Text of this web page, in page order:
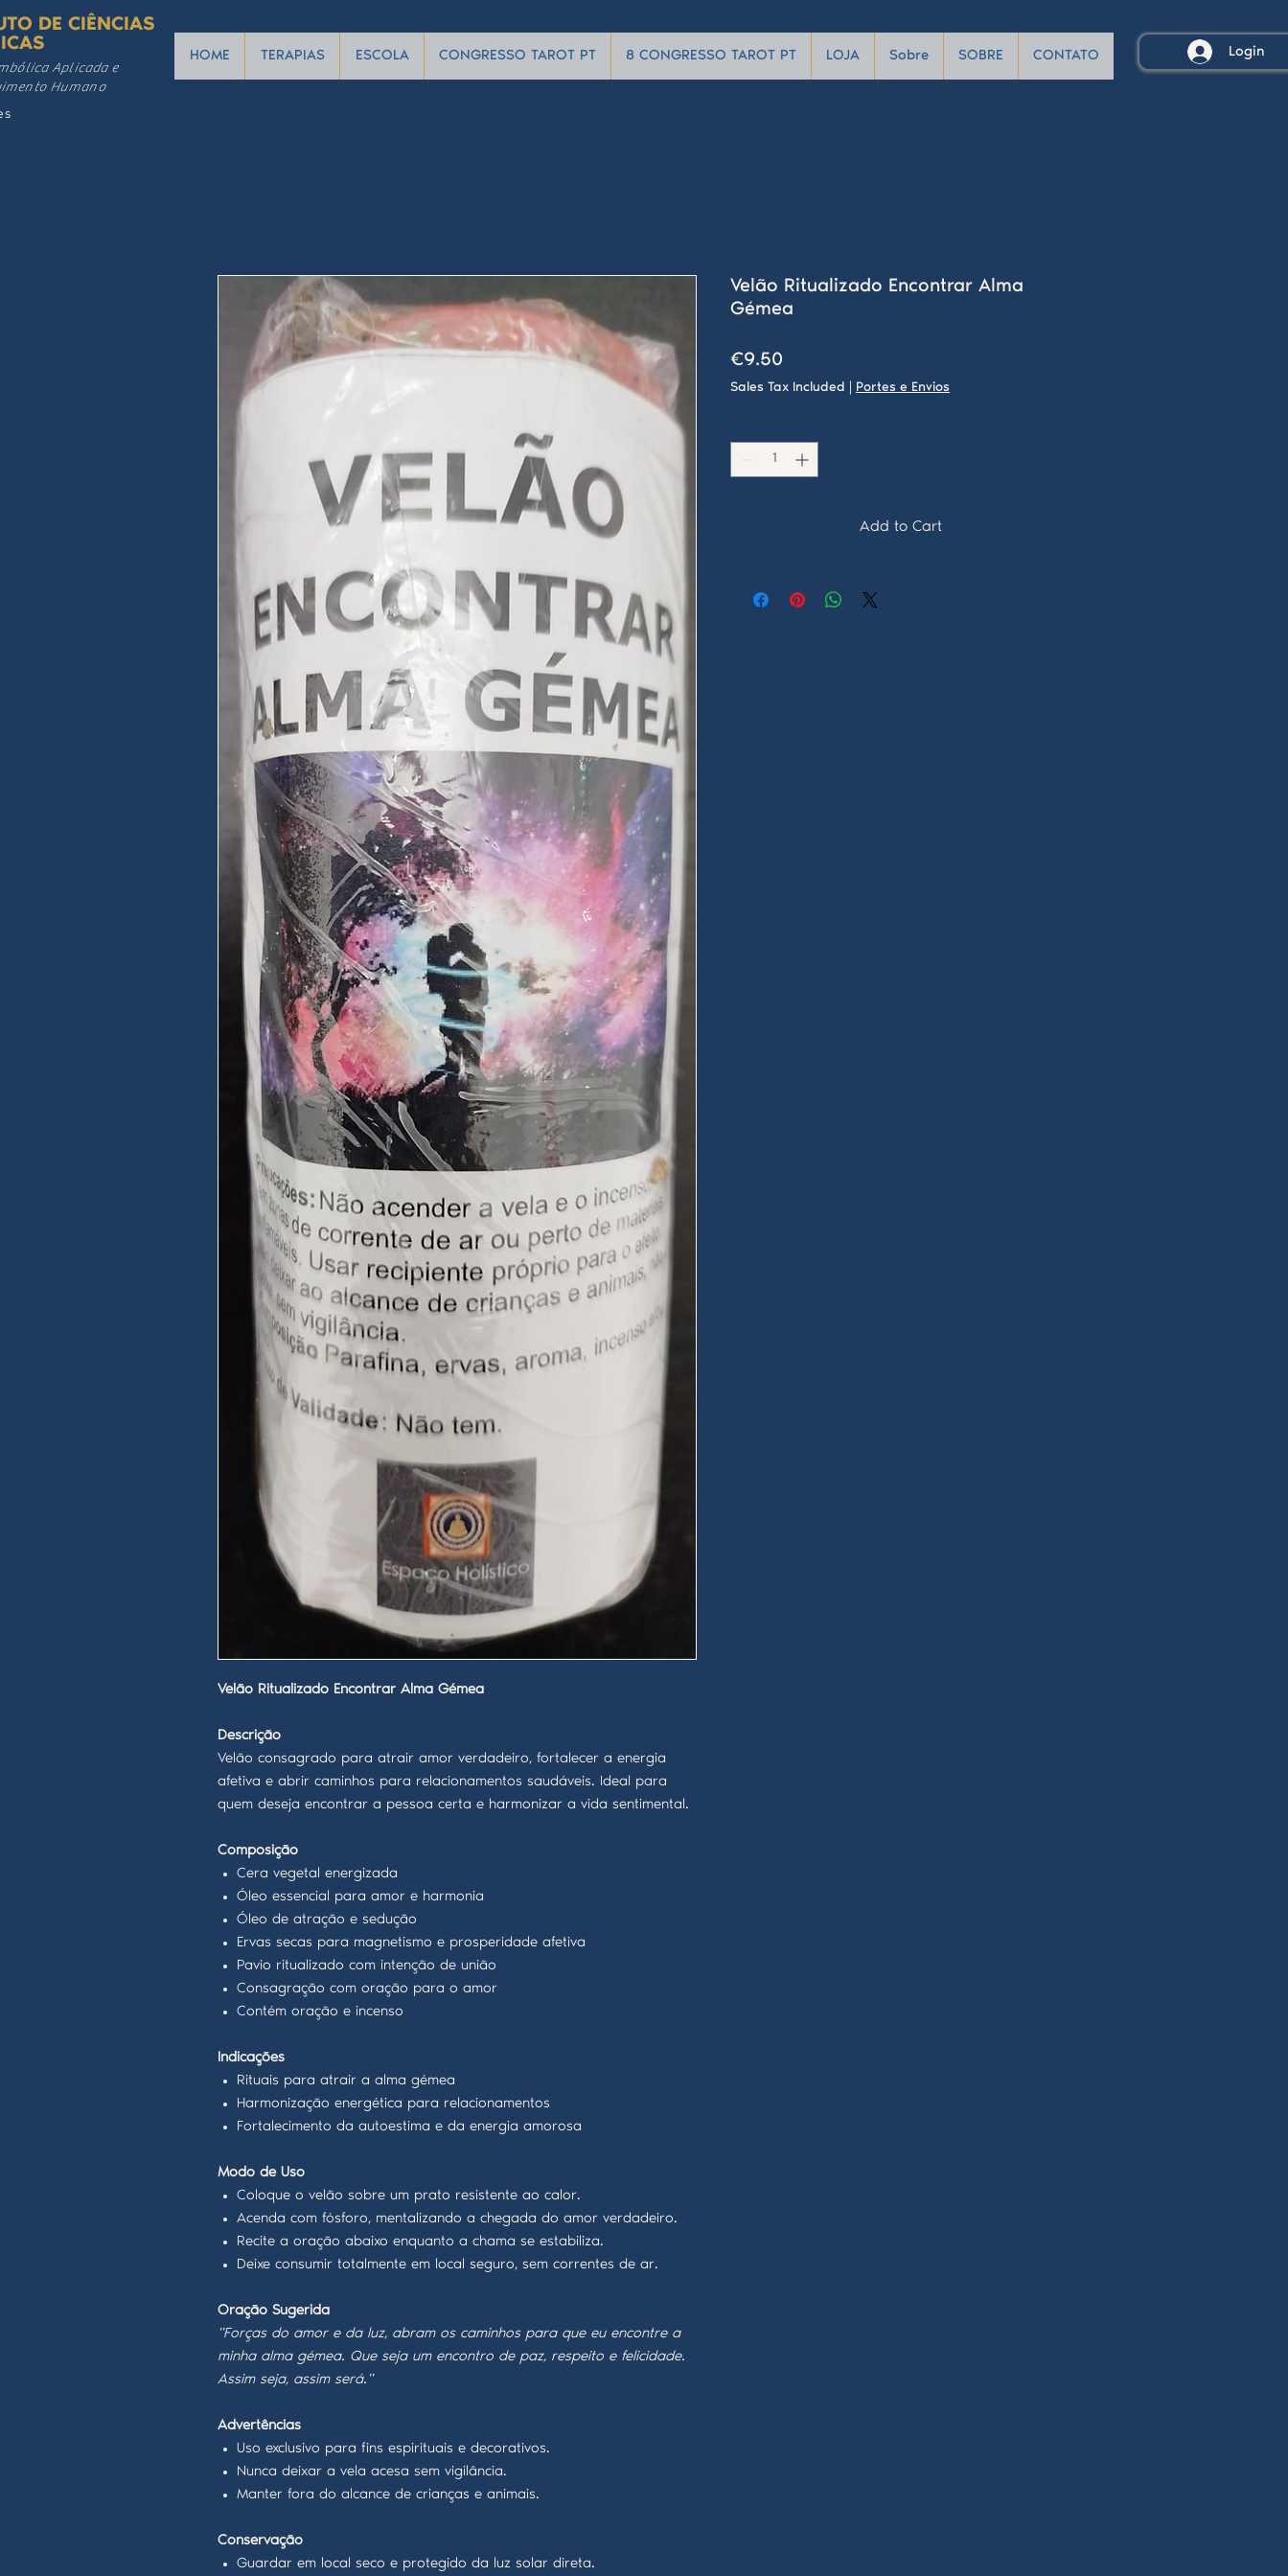
DE CIÊNCIAS
Aplicada e
Humano
HOME TERAPIAS ESCOLA CONGRESSO TAROT PT 8 CONGRESSO TAROT PT LOJA Sobre SOBRE CONTATO Login
Velão Ritualizado Encontrar Alma Gémea
Descrição
Velão consagrado para atrair amor verdadeiro, fortalecer a energia
afetiva e abrir caminhos para relacionamentos saudáveis. Ideal para
quem deseja encontrar a pessoa certa e harmonizar a vida sentimental.
Composição
Cera vegetal energizada
Óleo essencial para amor e harmonia
Óleo de atração e sedução
Ervas secas para magnetismo e prosperidade afetiva
Pavio ritualizado com intenção de união
Consagração com oração para o amor
Contém oração e incenso
Indicações
Rituais para atrair a alma gémea
Harmonização energética para relacionamentos
Fortalecimento da autoestima e da energia amorosa
Modo de Uso
Coloque o velão sobre um prato resistente ao calor.
Acenda com fósforo, mentalizando a chegada do amor verdadeiro.
Recite a oração abaixo enquanto a chama se estabiliza.
Deixe consumir totalmente em local seguro, sem correntes de ar.
Oração Sugerida
"Forças do amor e da luz, abram os caminhos para que eu encontre a
minha alma gémea. Que seja um encontro de paz, respeito e felicidade.
Assim seja, assim será."
Advertências
Uso exclusivo para fins espirituais e decorativos.
Nunca deixar a vela acesa sem vigilância.
Manter fora do alcance de crianças e animais.
Conservação
Guardar em local seco e protegido da luz solar direta.
Velão Ritualizado Encontrar Alma
Gémea
€9.50
Sales Tax Included Portes e Envios
Add to Cart